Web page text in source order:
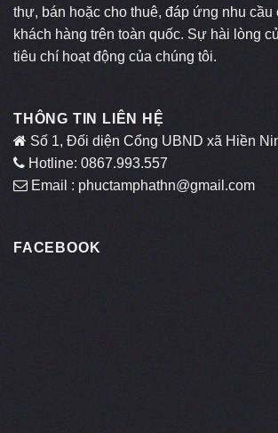
thự, bán hoặc cho thuê, đáp ứng nhu cầu
khách hàng trên toàn quốc. Sự hài lòng
tiêu chí hoạt động của chúng tôi.
THÔNG TIN LIÊN HỆ
Số 1, Đối diện Cổng UBND xã Hiền
Hotline: 0867.993.557
Email : phuctamphathn@gmail.com
FACEBOOK